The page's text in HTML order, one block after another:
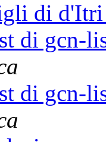
di d'Itri
di gcn-
di gcn-